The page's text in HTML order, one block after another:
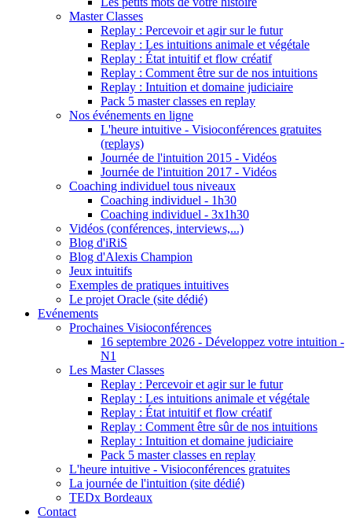
Master Classes
Replay : Percevoir et agir sur le futur
Replay : Les intuitions animale et végétale
Replay : État intuitif et flow créatif
Replay : Comment être sur de nos intuitions
Replay : Intuition et domaine judiciaire
Pack 5 master classes en replay
Nos événements en ligne
L'heure intuitive - Visioconférences gratuites
(replays)
Journée de l'intuition 2015 - Vidéos
Journée de l'intuition 2017 - Vidéos
Coaching individuel tous niveaux
Coaching individuel - 1h30
Coaching individuel - 3x1h30
Vidéos (conférences, interviews,...)
Blog d'iRiS
Blog d'Alexis Champion
Jeux intuitifs
Exemples de pratiques intuitives
Le projet Oracle (site dédié)
Evénements
Prochaines Visioconférences
16 septembre 2026 - Développez votre intuition -
N1
Les Master Classes
Replay : Percevoir et agir sur le futur
Replay : Les intuitions animale et végétale
Replay : État intuitif et flow créatif
Replay : Comment être sûr de nos intuitions
Replay : Intuition et domaine judiciaire
Pack 5 master classes en replay
L'heure intuitive - Visioconférences gratuites
La journée de l'intuition (site dédié)
TEDx Bordeaux
Contact